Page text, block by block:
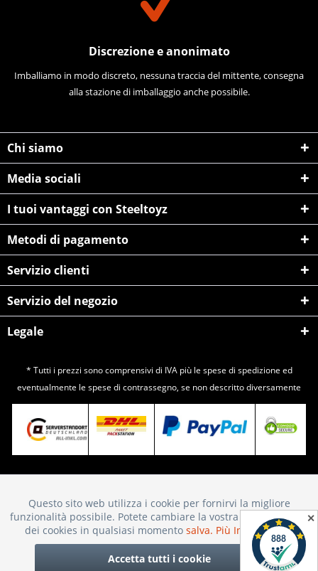
✕
Discrezione e anonimato
Imballiamo in modo discreto, nessuna traccia del mittente, consegna
alla stazione di imballaggio anche possibile.
Chi siamo
Media sociali
I tuoi vantaggi con Steeltoyz
Metodi di pagamento
Servizio clienti
Servizio del negozio
Legale
* Tutti i prezzi sono comprensivi di IVA più le spese di spedizione ed
eventualmente le spese di contrassegno, se non descritto diversamente
Funktionale Attivo
Marketing Inattivo
Questo sito web utilizza i cookie per fornirvi la migliore
funzionalità possibile. Potete cambiare la vostra scelta sull'uso
dei cookies in qualsiasi momento salva. Più Informazioni
Accetta tutti i cookie